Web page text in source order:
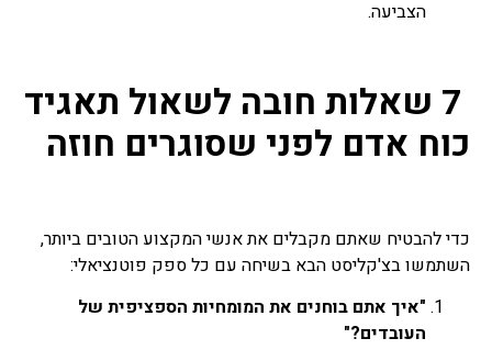
הצביעה.
7 שאלות חובה לשאול תאגיד
כוח אדם לפני שסוגרים חוזה
כדי להבטיח שאתם מקבלים את אנשי המקצוע הטובים ביותר,
השתמשו בצ'קליסט הבא בשיחה עם כל ספק פוטנציאלי:
"איך אתם בוחנים את המומחיות הספציפית של
העובדים?"